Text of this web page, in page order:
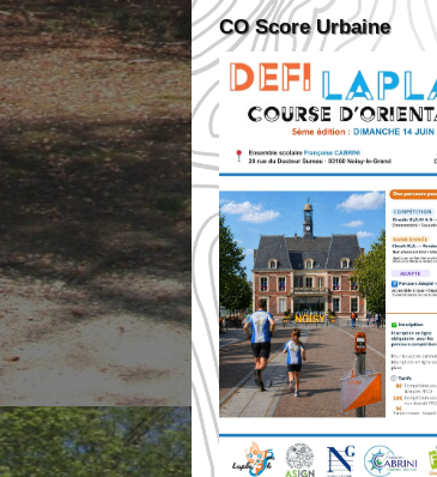
CO Score Urbaine